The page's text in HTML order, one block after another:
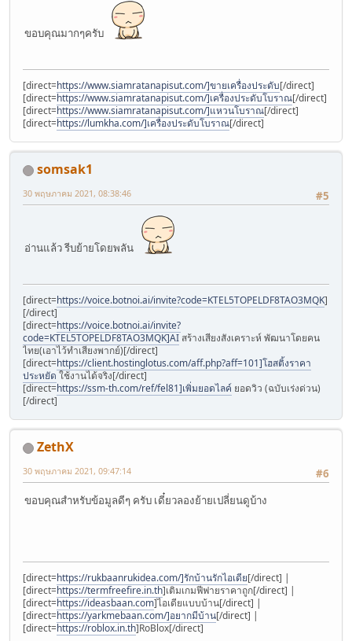
ขอบคุณมากๆครับ
[direct=https://www.siamratanapisut.com/]ขายเครื่องประดับ[/direct]
[direct=https://www.siamratanapisut.com/]เครื่องประดับโบราณ[/direct]
[direct=https://www.siamratanapisut.com/]แหวนโบราณ[/direct]
[direct=https://lumkha.com/]เครื่องประดับโบราณ[/direct]
somsak1
#5
30 พฤษภาคม 2021, 08:38:46
อ่านแล้ว รีบย้ายโดยพลัน
[direct=https://voice.botnoi.ai/invite?code=KTEL5TOPELDF8TAO3MQK]
[/direct]
[direct=https://voice.botnoi.ai/invite?
code=KTEL5TOPELDF8TAO3MQK]AI สร้างเสียงสังเคราะห์ พัฒนาโดยคน
ไทย(เอาไว้ทำเสียงพากย์)[/direct]
[direct=https://client.hostinglotus.com/aff.php?aff=101]โฮสติ้งราคา
ประหยัด ใช้งานได้จริง[/direct]
[direct=https://ssm-th.com/ref/fel81]เพิ่มยอดไลค์ ยอดวิว (ฉบับเร่งด่วน)
[/direct]
ZethX
#6
30 พฤษภาคม 2021, 09:47:14
ขอบคุณสำหรับข้อมูลดีๆ ครับ เดี๋ยวลองย้ายเปลี่ยนดูบ้าง
[direct=https://rukbaanrukidea.com/]รักบ้านรักไอเดีย[/direct] |
[direct=https://termfreefire.in.th]เติมเกมฟีฟายราคาถูก[/direct] |
[direct=https://ideasbaan.com]ไอเดียแบบบ้าน[/direct] |
[direct=https://yarkmebaan.com/]อยากมีบ้าน[/direct] |
[direct=https://roblox.in.th]RoBlox[/direct]